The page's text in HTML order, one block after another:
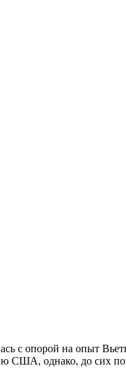
с опорой на опыт
США, однако, до сих